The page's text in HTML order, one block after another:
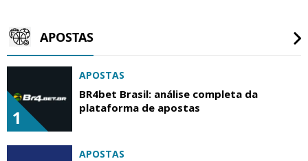
APOSTAS
1
APOSTAS
BR4bet Brasil: análise completa da
plataforma de apostas
APOSTAS